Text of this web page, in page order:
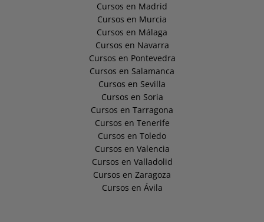
Cursos en Madrid
Cursos en Murcia
Cursos en Málaga
Cursos en Navarra
Cursos en Pontevedra
Cursos en Salamanca
Cursos en Sevilla
Cursos en Soria
Cursos en Tarragona
Cursos en Tenerife
Cursos en Toledo
Cursos en Valencia
Cursos en Valladolid
Cursos en Zaragoza
Cursos en Ávila